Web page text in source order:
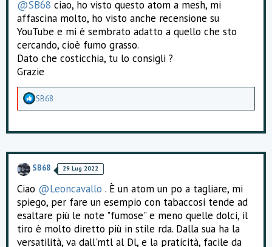
@SB68 ciao, ho visto questo atom a mesh, mi
affascina molto, ho visto anche recensione su
YouTube e mi è sembrato adatto a quello che sto
cercando, cioè fumo grasso.
Dato che costicchia, tu lo consigli ?
Grazie
A
e
z
a
n
t
i
SB68
SB68 29 Lug 2022
Ciao @Leoncavallo . È un atom un po a tagliare, mi
spiego, per fare un esempio con tabaccosi tende ad
esaltare più le note "fumose" e meno quelle dolci, il
tiro è molto diretto più in stile rda. Dalla sua ha la
versatilità, va dall'mtl al Dl, e la praticità, facile da